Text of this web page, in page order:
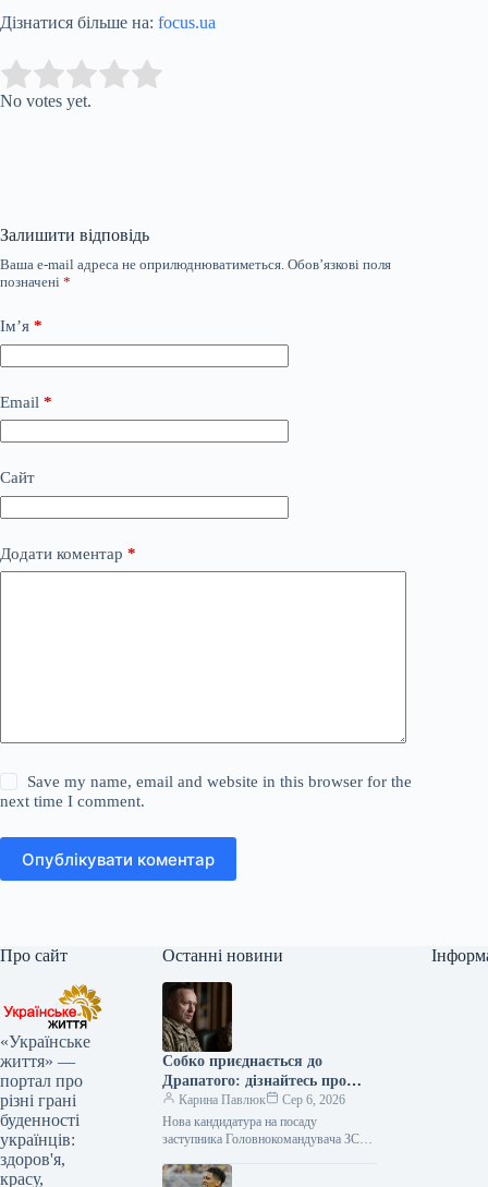
Дізнатися більше на: focus.ua
Rate this item:
No votes yet.
Залишити відповідь
Ваша e-mail адреса не оприлюднюватиметься. Обов’язкові поля
позначені *
Ім’я *
Email *
Сайт
Додати коментар *
Save my name, email and website in this browser for the
next time I comment.
Опублікувати коментар
Про сайт
«Українське
життя» —
портал про
різні грані
буденності
українців:
здоров'я,
красу,
Останні новини
Собко приєднається до
Драпатого: дізнайтесь про
нового заступника
Карина Павлюк
Сер 6, 2026
Нова кандидатура на посаду
заступника Головнокомандувача ЗСУ
корпусу Сергій Собко готується